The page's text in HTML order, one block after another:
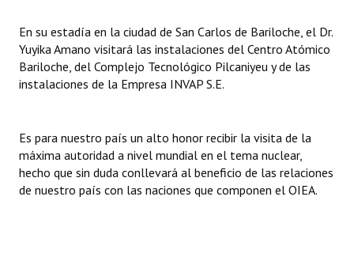
En su estadía en la ciudad de San Carlos de Bariloche, el Dr.
Yuyika Amano visitará las instalaciones del Centro Atómico
Bariloche, del Complejo Tecnológico Pilcaniyeu y de las
instalaciones de la Empresa INVAP S.E.
Es para nuestro país un alto honor recibir la visita de la
máxima autoridad a nivel mundial en el tema nuclear,
hecho que sin duda conllevará al beneficio de las relaciones
de nuestro país con las naciones que componen el OIEA.